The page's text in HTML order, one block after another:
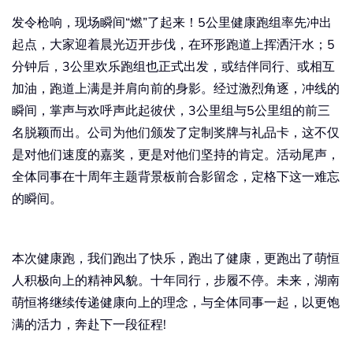
发令枪响，现场瞬间“燃”了起来！5公里健康跑组率先冲出
起点，大家迎着晨光迈开步伐，在环形跑道上挥洒汗水；5
分钟后，3公里欢乐跑组也正式出发，或结伴同行、或相互
加油，跑道上满是并肩向前的身影。经过激烈角逐，冲线的
瞬间，掌声与欢呼声此起彼伏，3公里组与5公里组的前三
名脱颖而出。公司为他们颁发了定制奖牌与礼品卡，这不仅
是对他们速度的嘉奖，更是对他们坚持的肯定。活动尾声，
全体同事在十周年主题背景板前合影留念，定格下这一难忘
的瞬间。
本次健康跑，我们跑出了快乐，跑出了健康，更跑出了萌恒
人积极向上的精神风貌。十年同行，步履不停。未来，湖南
萌恒将继续传递健康向上的理念，与全体同事一起，以更饱
满的活力，奔赴下一段征程!